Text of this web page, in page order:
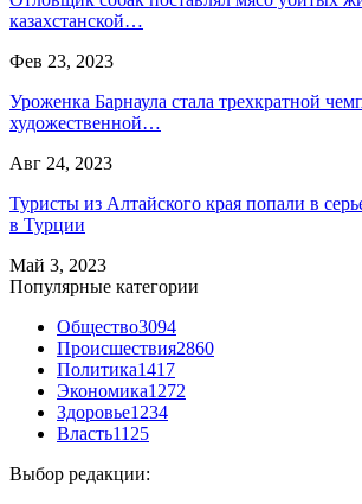
казахстанской…
Фев 23, 2023
Уроженка Барнаула стала трехкратной
художественной…
Авг 24, 2023
Туристы из Алтайского края попали в
в Турции
Май 3, 2023
Популярные категории
Общество3094
Происшествия2860
Политика1417
Экономика1272
Здоровье1234
Власть1125
Выбор редакции: